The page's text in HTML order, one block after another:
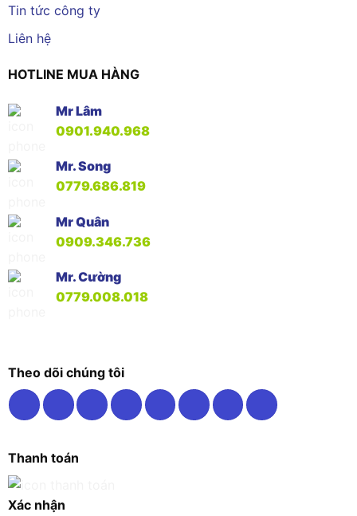
Tin tức công ty
Liên hệ
HOTLINE MUA HÀNG
Mr Lâm
0901.940.968
Mr. Song
0779.686.819
Mr Quân
0909.346.736
Mr. Cường
0779.008.018
Theo dõi chúng tôi
Thanh toán
Xác nhận